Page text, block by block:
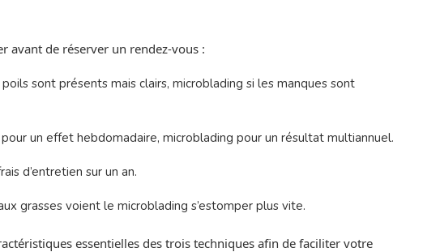
avant de réserver un rendez-vous :
sont présents mais clairs, microblading si les manques sont
un effet hebdomadaire, microblading pour un résultat multiannuel.
d’entretien sur un an.
grasses voient le microblading s’estomper plus vite.
essentielles des trois techniques afin de faciliter votre